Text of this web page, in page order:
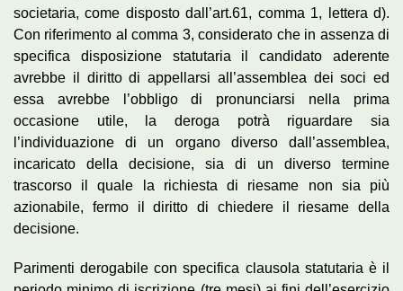
societaria, come disposto dall’art.61, comma 1, lettera d).
Con riferimento al comma 3, considerato che in assenza di
specifica disposizione statutaria il candidato aderente
avrebbe il diritto di appellarsi all’assemblea dei soci ed
essa avrebbe l’obbligo di pronunciarsi nella prima
occasione utile, la deroga potrà riguardare sia
l’individuazione di un organo diverso dall’assemblea,
incaricato della decisione, sia di un diverso termine
trascorso il quale la richiesta di riesame non sia più
azionabile, fermo il diritto di chiedere il riesame della
decisione.
Parimenti derogabile con specifica clausola statutaria è il